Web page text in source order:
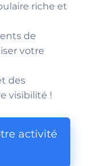
riche et
de
votre
des
visibilité !
activité